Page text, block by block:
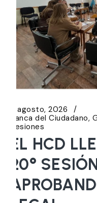
6 agosto, 2026
Banca del Ciudadano
Sesiones
EL HCD
20°